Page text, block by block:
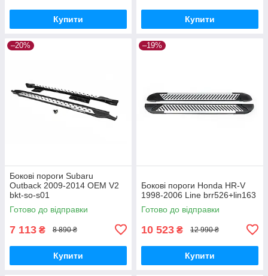
Купити Купити
–20%
Бокові пороги Subaru
Outback 2009-2014 OEM V2
bkt-so-s01
Готово до відправки
7 113 ₴ 8 890 ₴
Купити
–19%
Бокові пороги Honda HR-V
1998-2006 Line brr526+lin163
Готово до відправки
10 523 ₴ 12 990 ₴
Купити